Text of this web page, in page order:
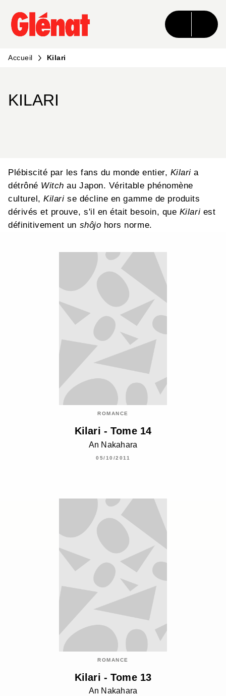
MENU RECHERCHE CONTENU
PIED DE PAGE
Accueil Kilari
KILARI
Plébiscité par les fans du monde entier, Kilari a
détrôné Witch au Japon. Véritable phénomène
culturel,Kilarise décline en gamme de produits
dérivés et prouve, s'il en était besoin, que Kilari est
définitivement un shôjo hors norme.
ROMANCE
Kilari - Tome 14
An Nakahara
05/10/2011
ROMANCE
Kilari - Tome 13
An Nakahara